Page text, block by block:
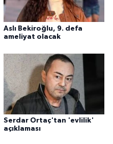
Aslı Bekiroğlu, 9. defa
ameliyat olacak
Serdar Ortaç'tan 'evlilik'
açıklaması